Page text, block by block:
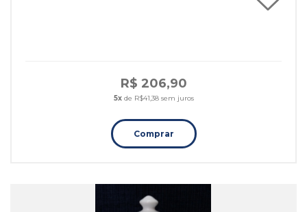
R$ 206,90
5xde R$41,38 sem juros
Comprar